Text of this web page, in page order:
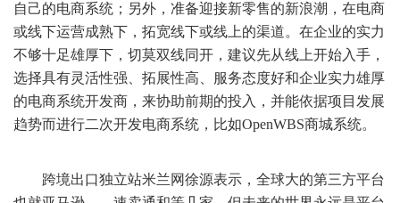
自己的电商系统；另外，准备迎接新零售的新浪潮，在电商
或线下运营成熟下，拓宽线下或线上的渠道。在企业的实力
不够十足雄厚下，切莫双线同开，建议先从线上开始入手，
选择具有灵活性强、拓展性高、服务态度好和企业实力雄厚
的电商系统开发商，来协助前期的投入，并能依据项目发展
趋势而进行二次开发电商系统，比如OpenWBS商城系统。
跨境出口独立站米兰网徐源表示，全球大的第三方平台